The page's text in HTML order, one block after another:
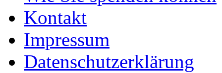
Kontakt
Impressum
Datenschutzerklärung